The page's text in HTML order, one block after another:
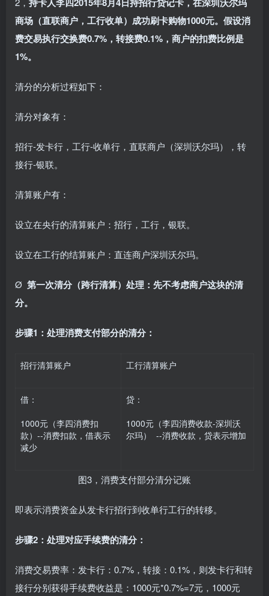
商场（直联商户，工行收单）成功刷卡购物1000元。假设消
费交易执行交换费0.7%，转接费0.1%，商户的扣费比例是
1%。
清分的分析过程如下：
清分对象有：
招行-发卡行，工行-收单行，直联商户（深圳沃尔玛），转
接行-银联。
清算账户有：
设立在央行的清算账户：招行，工行，银联。
设立在工行的结算账户：直连商户深圳沃尔玛。
Ø 第一次清分（跨行清算）处理：先不考虑商户这块的清
分。
步骤1：处理消费支付部分的清分：
招行清算账户 工行清算账户
借：
1000元（李四消费扣
款）--消费扣款，借表示
减少
贷：
1000元（李四消费收款-深圳沃
尔玛） --消费收款，贷表示增加
图3，消费支付部分清分记账
即表示消费资金从发卡行招行到收单行工行的转移。
步骤2：处理对应手续费的清分：
消费交易费率：发卡行：0.7%，转接：0.1%，则发卡行和转
接行分别获得手续费收益是：1000元*0.7%=7元，1000元